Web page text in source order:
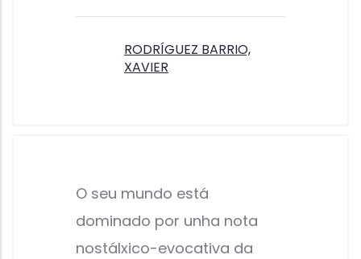
RODRÍGUEZ BARRIO,
XAVIER
O seu mundo está
dominado por unha nota
nostálxico-evocativa da